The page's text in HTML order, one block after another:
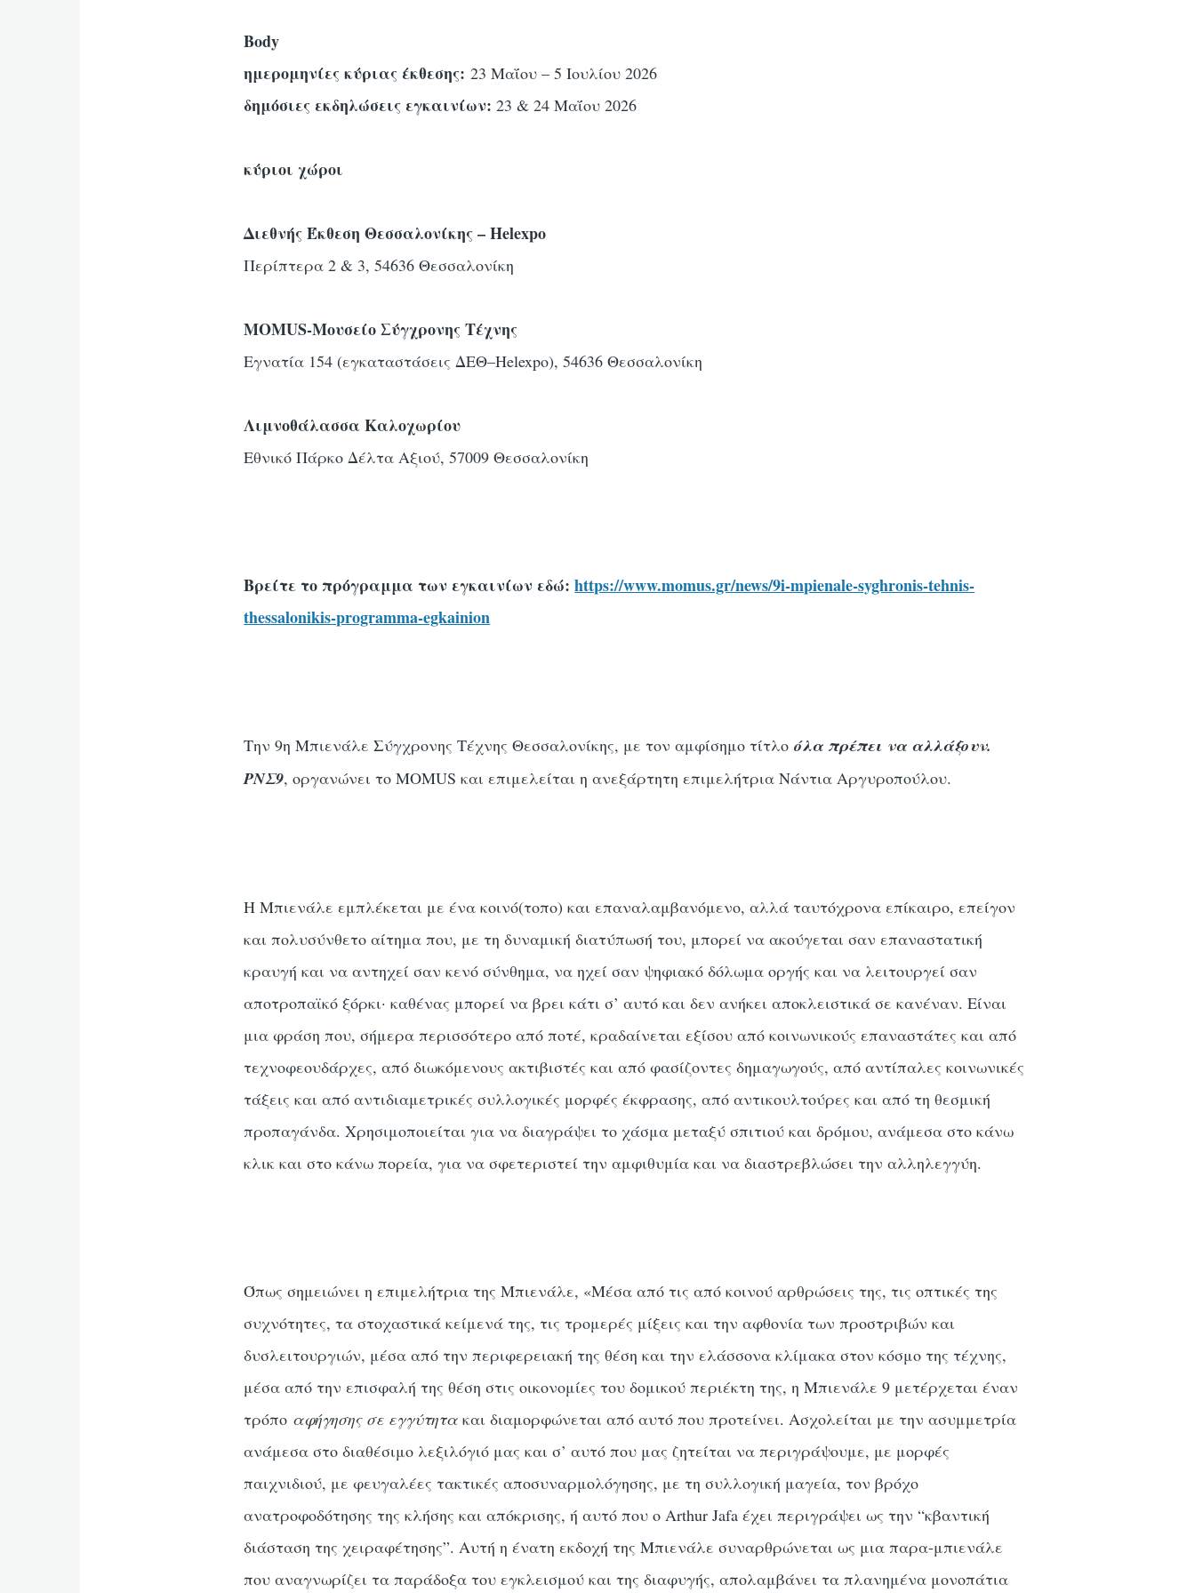
Body
ημερομηνίες κύριας έκθεσης:23 Μαΐου – 5 Ιουλίου 2026
δημόσιες εκδηλώσεις εγκαινίων: 23 & 24 Μαΐου 2026
κύριοι χώροι
Διεθνής Έκθεση Θεσσαλονίκης – Helexpo
Περίπτερα 2 & 3, 54636 Θεσσαλονίκη
MOMUS-Μουσείο Σύγχρονης Τέχνης
Εγνατία 154 (εγκαταστάσεις ΔΕΘ–Helexpo), 54636 Θεσσαλονίκη
Λιμνοθάλασσα Καλοχωρίου
Εθνικό Πάρκο Δέλτα Αξιού, 57009 Θεσσαλονίκη
Βρείτε το πρόγραμμα των εγκαινίων εδώ:https://www.momus.gr/news/9i-mpienale-syghronis-tehnis-
thessalonikis-programma-egkainion
Την 9η Μπιενάλε Σύγχρονης Τέχνης Θεσσαλονίκης, με τον αμφίσημο τίτλοόλα πρέπει να αλλάξουν.
ΡΝΣ9, οργανώνει το MOMUS και επιμελείται η ανεξάρτητη επιμελήτρια Νάντια Αργυροπούλου.
Η Μπιενάλε εμπλέκεται με ένα κοινό(τοπο) και επαναλαμβανόμενο, αλλά ταυτόχρονα επίκαιρο, επείγον
και πολυσύνθετο αίτημα που, με τη δυναμική διατύπωσή του, μπορεί να ακούγεται σαν επαναστατική
κραυγή και να αντηχεί σαν κενό σύνθημα, να ηχεί σαν ψηφιακό δόλωμα οργής και να λειτουργεί σαν
αποτροπαϊκό ξόρκι· καθένας μπορεί να βρει κάτι σ’ αυτό και δεν ανήκει αποκλειστικά σε κανέναν. Είναι
μια φράση που, σήμερα περισσότερο από ποτέ, κραδαίνεται εξίσου από κοινωνικούς επαναστάτες και από
τεχνοφεουδάρχες, από διωκόμενους ακτιβιστές και από φασίζοντες δημαγωγούς, από αντίπαλες κοινωνικές
τάξεις και από αντιδιαμετρικές συλλογικές μορφές έκφρασης, από αντικουλτούρες και από τη θεσμική
προπαγάνδα. Χρησιμοποιείται για να διαγράψει το χάσμα μεταξύ σπιτιού και δρόμου, ανάμεσα στο κάνω
κλικ και στο κάνω πορεία, για να σφετεριστεί την αμφιθυμία και να διαστρεβλώσει την αλληλεγγύη.
Όπως σημειώνει η επιμελήτρια της Μπιενάλε, «Μέσα από τις από κοινού αρθρώσεις της, τις οπτικές της
συχνότητες, τα στοχαστικά κείμενά της, τις τρομερές μίξεις και την αφθονία των προστριβών και
δυσλειτουργιών, μέσα από την περιφερειακή της θέση και την ελάσσονα κλίμακα στον κόσμο της τέχνης,
μέσα από την επισφαλή της θέση στις οικονομίες του δομικού περιέκτη της, η Μπιενάλε 9 μετέρχεται έναν
τρόπο αφήγησης σε εγγύτητα και διαμορφώνεται από αυτό που προτείνει. Ασχολείται με την ασυμμετρία
ανάμεσα στο διαθέσιμο λεξιλόγιό μας και σ’ αυτό που μας ζητείται να περιγράψουμε, με μορφές
παιχνιδιού, με φευγαλέες τακτικές αποσυναρμολόγησης, με τη συλλογική μαγεία, τον βρόχο
ανατροφοδότησης της κλήσης και απόκρισης, ή αυτό που ο Arthur Jafa έχει περιγράψει ως την “κβαντική
διάσταση της χειραφέτησης”. Αυτή η ένατη εκδοχή της Μπιενάλε συναρθρώνεται ως μια παρα-μπιενάλε
που αναγνωρίζει τα παράδοξα του εγκλεισμού και της διαφυγής, απολαμβάνει τα πλανημένα μονοπάτια